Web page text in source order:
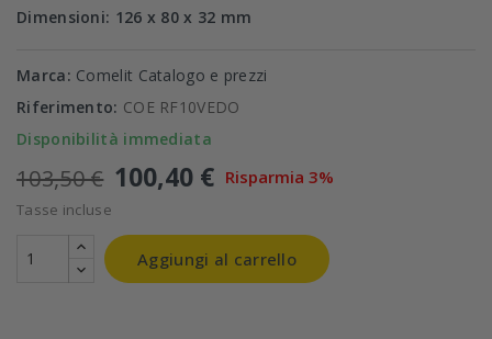
Dimensioni: 126 x 80 x 32 mm
Marca: Comelit Catalogo e prezzi
Riferimento: COE RF10VEDO
Disponibilità immediata
103,50 € 100,40 € Risparmia 3%
Tasse incluse
Aggiungi al carrello